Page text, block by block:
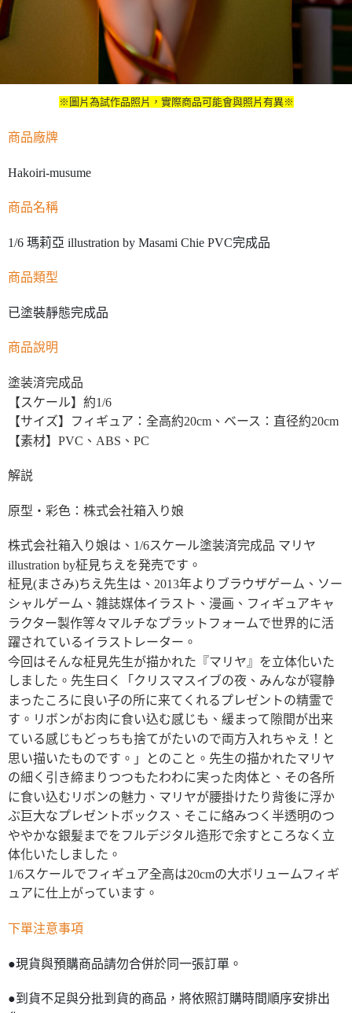
※圖片為試作品照片，實際商品可能會與照片有異※
商品廠牌
Hakoiri-musume
商品名稱
1/6 瑪莉亞 illustration by Masami Chie PVC完成品
商品類型
已塗裝靜態完成品
商品說明
塗装済完成品
【スケール】約1/6
【サイズ】フィギュア：全高約20cm、ベース：直径約20cm
【素材】PVC、ABS、PC
解説
原型・彩色：株式会社箱入り娘
株式会社箱入り娘は、1/6スケール塗装済完成品 マリヤ
illustration by柾見ちえを発売です。
柾見(まさみ)ちえ先生は、2013年よりブラウザゲーム、ソー
シャルゲーム、雑誌媒体イラスト、漫画、フィギュアキャ
ラクター製作等々マルチなプラットフォームで世界的に活
躍されているイラストレーター。
今回はそんな柾見先生が描かれた『マリヤ』を立体化いた
しました。先生曰く「クリスマスイブの夜、みんなが寝静
まったころに良い子の所に来てくれるプレゼントの精霊で
す。リボンがお肉に食い込む感じも、緩まって隙間が出来
ている感じもどっちも捨てがたいので両方入れちゃえ！と
思い描いたものです。」とのこと。先生の描かれたマリヤ
の細く引き締まりつつもたわわに実った肉体と、その各所
に食い込むリボンの魅力、マリヤが腰掛けたり背後に浮か
ぶ巨大なプレゼントボックス、そこに絡みつく半透明のつ
ややかな銀髪までをフルデジタル造形で余すところなく立
体化いたしました。
1/6スケールでフィギュア全高は20cmの大ボリュームフィギ
ュアに仕上がっています。
下單注意事項
●現貨與預購商品請勿合併於同一張訂單。
●到貨不足與分批到貨的商品，將依照訂購時間順序安排出